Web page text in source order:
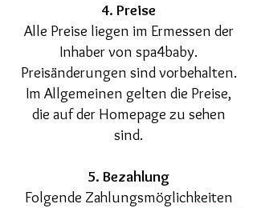
4. Preise
Alle Preise liegen im Ermessen der
Inhaber von spa4baby.
Preisänderungen sind vorbehalten.
Im Allgemeinen gelten die Preise,
die auf der Homepage zu sehen
sind.
5. Bezahlung
Folgende Zahlungsmöglichkeiten